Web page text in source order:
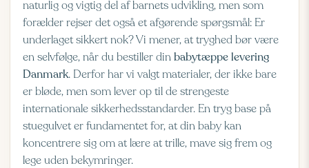
naturlig og vigtig del af barnets udvikling, men som
forælder rejser det også et afgørende spørgsmål: Er
underlaget sikkert nok? Vi mener, at tryghed bør være
en selvfølge, når du bestiller din babytæppe levering
Danmark. Derfor har vi valgt materialer, der ikke bare
er bløde, men som lever op til de strengeste
internationale sikkerhedsstandarder. En tryg base på
stuegulvet er fundamentet for, at din baby kan
koncentrere sig om at lære at trille, mave sig frem og
lege uden bekymringer.